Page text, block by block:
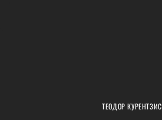
ТЕОДОР КУРЕНТЗИС